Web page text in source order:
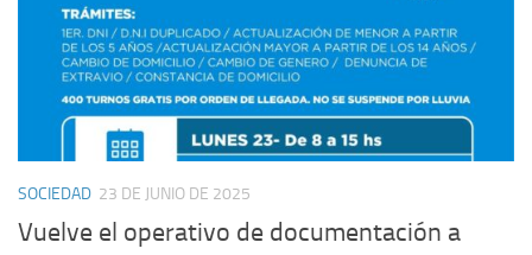
SOCIEDAD 23 DE JUNIO DE 2025
Vuelve el operativo de documentación a